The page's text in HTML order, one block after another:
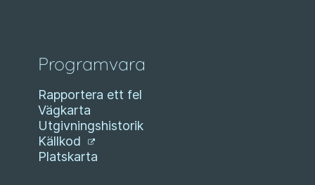
Programvara
Rapportera ett fel
Vägkarta
Utgivningshistorik
Källkod
Platskarta